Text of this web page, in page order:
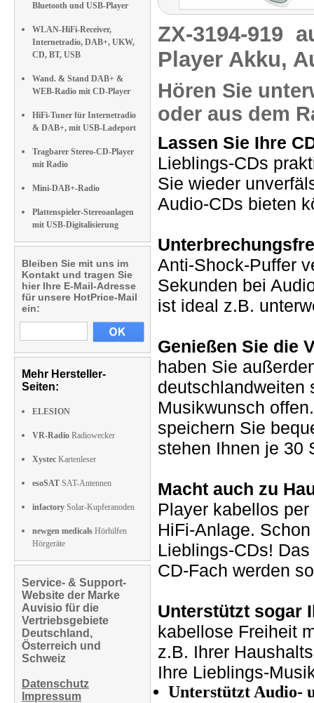
Bluetooth und USB-Player
WLAN-HiFi-Receiver,
Internetradio, DAB+, UKW,
CD, BT, USB
Wand. & Stand DAB+ &
WEB-Radio mit CD-Player
HiFi-Tuner für Internetradio
& DAB+, mit USB-Ladeport
Tragbarer Stereo-CD-Player
mit Radio
Mini-DAB+-Radio
Plattenspieler-Stereoanlagen
mit USB-Digitalisierung
Bleiben Sie mit uns im
Kontakt und tragen Sie
hier Ihre E-Mail-Adresse
für unsere HotPrice-Mail
ein:
Mehr Hersteller-
Seiten:
ELESION
VR-Radio Radiowecker
Xystec Kartenleser
esoSAT SAT-Antennen
infactory Solar-Kupferanoden
newgen medicals Hörhilfen
Hörgeräte
Service- & Support-
Website der Marke
Auvisio für die
Vertriebsgebiete
Deutschland,
Österreich und
Schweiz
Datenschutz
Impressum
ZX-3194-919
Player Akku,
Hören Sie
oder aus dem
Lassen Sie Ihre
Lieblings-CDs
Sie wieder
Audio-CDs bieten
Anti-Shock-Puffer
Sekunden bei
ist ideal z.B.
Genießen Sie die
haben Sie
deutschlandweiten
Musikwunsch
speichern Sie
stehen Ihnen je 30
Macht auch zu
Player kabellos
HiFi-Anlage.
Lieblings-CDs!
CD-Fach werden
Unterstützt sogar
kabellose Freiheit
z.B. Ihrer
Ihre Lieblings-
Unterstützt Audio-